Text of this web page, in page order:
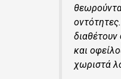
και
χωριστά